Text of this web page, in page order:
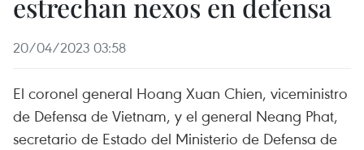
20/04/2023 03:58
El coronel general Hoang Xuan Chien, viceministro
de Defensa de Vietnam, y el general Neang Phat,
secretario de Estado del Ministerio de Defensa de